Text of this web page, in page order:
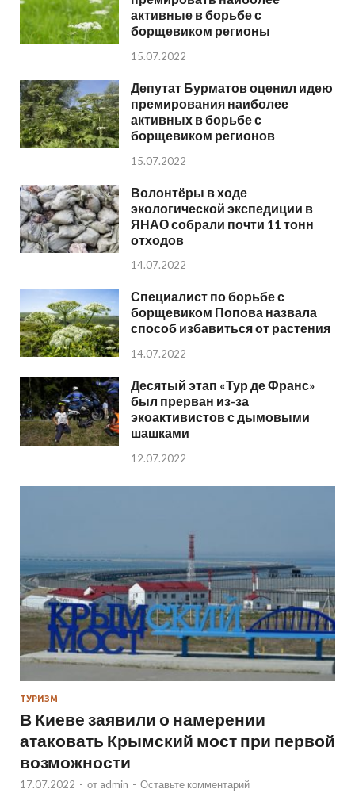
активные в борьбе с
борщевиком регионы
15.07.2022
Депутат Бурматов оценил идею
премирования наиболее
активных в борьбе с
борщевиком регионов
15.07.2022
Волонтёры в ходе
экологической экспедиции в
ЯНАО собрали почти 11 тонн
отходов
14.07.2022
Специалист по борьбе с
борщевиком Попова назвала
способ избавиться от растения
14.07.2022
Десятый этап «Тур де Франс»
был прерван из-за
экоактивистов с дымовыми
шашками
12.07.2022
ТУРИЗМ
В Киеве заявили о намерении
атаковать Крымский мост при первой
возможности
17.07.2022 - от admin - Оставьте комментарий